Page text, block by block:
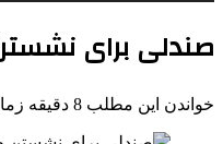
صندلی برای نشستن
خواندن این مطلب 8 دقیقه زمان میبرد